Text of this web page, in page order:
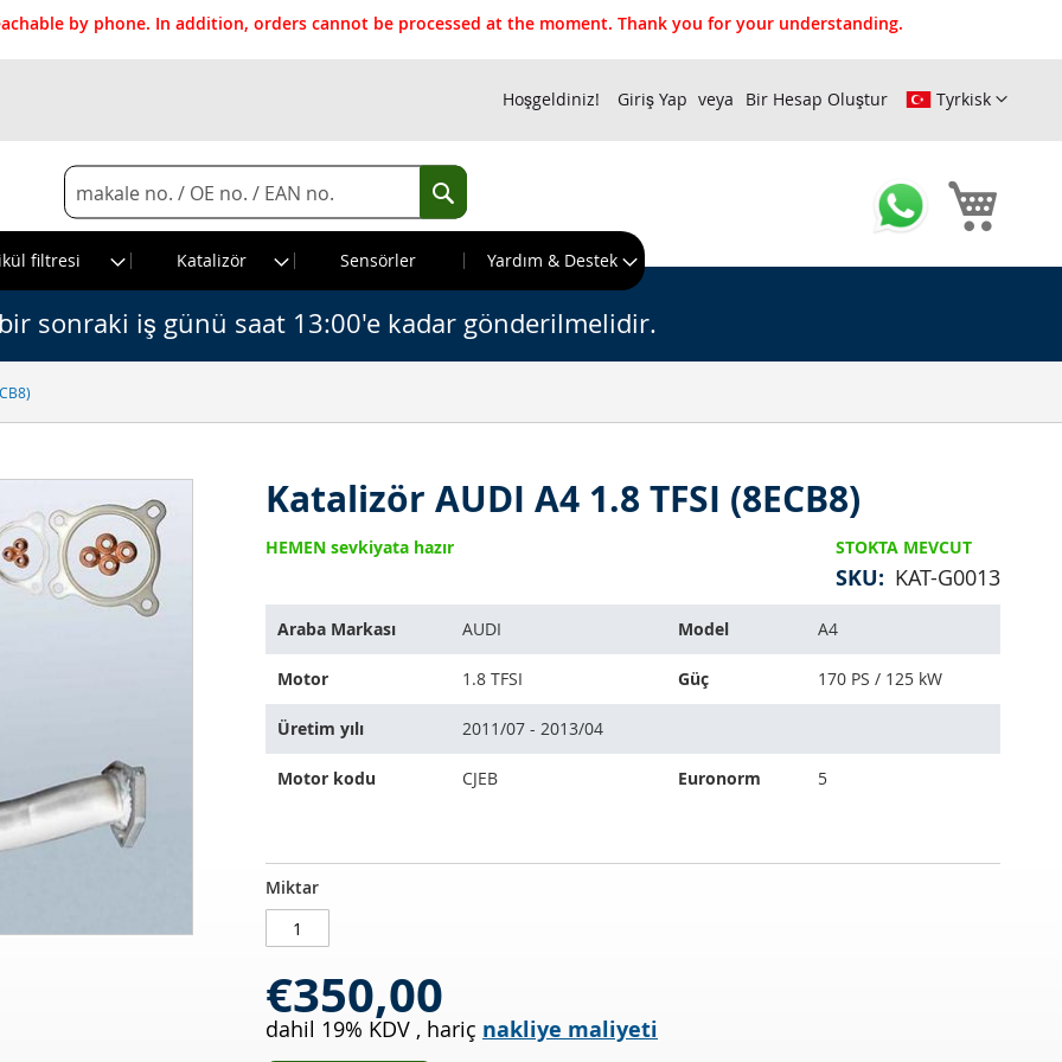
by phone. In addition, orders cannot be processed at the moment. Thank you for your understanding.
Tyrkisk
Hoşgeldiniz! Giriş Yap Bir Hesap Oluştur
Search
Search
filtresi
Katalizör Sensörler Yardım & Destek
sonraki iş günü saat 13:00'e kadar gönderilmelidir.
Katalizör AUDI A4 1.8 TFSI (8ECB8)
STOKTA MEVCUT
SKU KAT-G0013
HEMEN sevkiyata hazır
ürün
araçlara
uyar:
Araba Markası AUDI Model A4
Motor 1.8 TFSI Güç 170 PS / 125 kW
Üretim yılı 2011/07 - 2013/04
Motor kodu CJEB Euronorm 5
Katalizör
AUDI
TFSI
(8ECB8)
STOKTA
MEVCUT
Miktar
€350,00
dahil 19% KDV , hariç nakliye maliyeti